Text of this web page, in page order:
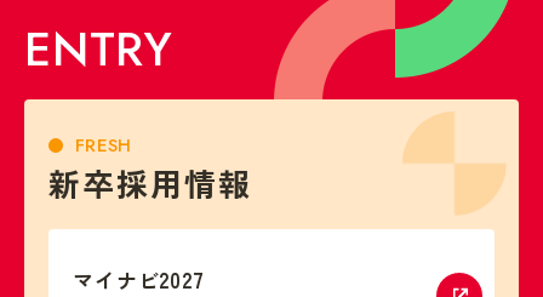
ENTRY
FRESH
新卒採用情報
マイナビ2027